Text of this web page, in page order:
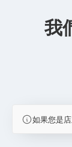
我
如果您是